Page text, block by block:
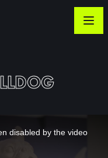
disabled by the video